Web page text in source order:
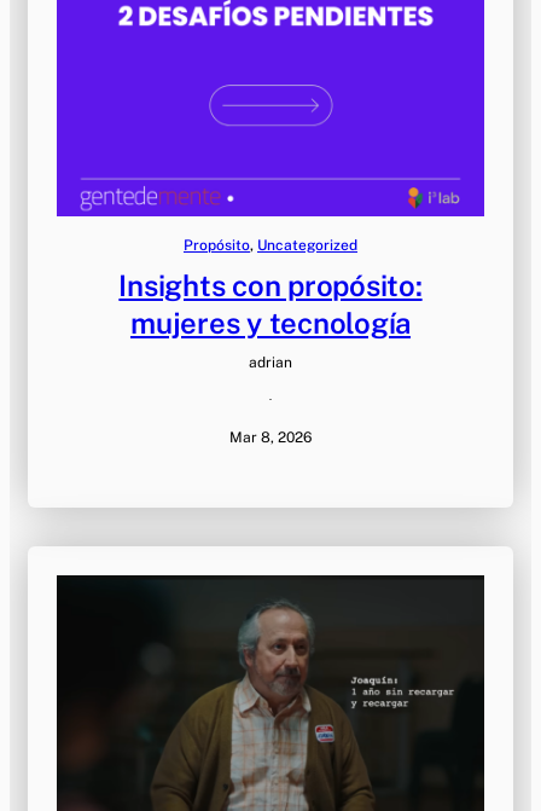
Propósito, Uncategorized
Insights con propósito:
mujeres y tecnología
adrian
·
Mar 8, 2026